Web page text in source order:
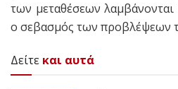
των μεταθέσεων
ο σεβασμός των προβλέψεων
Δείτε και αυτά